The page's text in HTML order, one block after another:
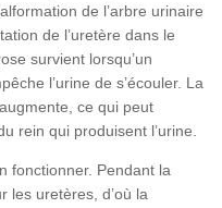
de l’arbre urinaire
de l’uretère dans le
survient lorsqu’un
l’urine de s’écouler. La
ce qui peut
rein qui produisent l’urine.
fonctionner. Pendant la
les uretères, d’où la